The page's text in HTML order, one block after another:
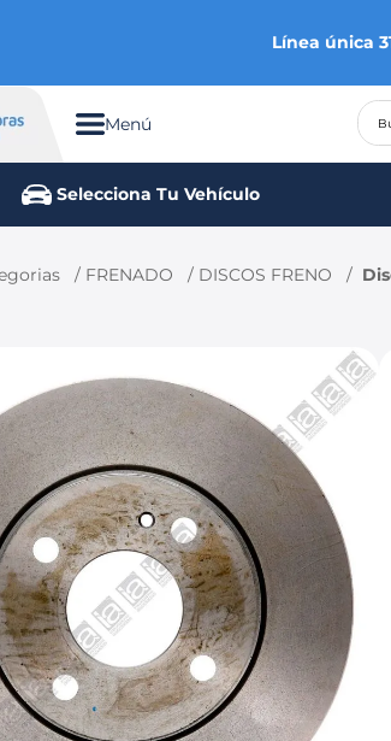
Línea única
Menú
Selecciona Tu Vehículo
FRENADO DISCOS FRENO
MÁS BUSCADOS
gt
3
sail
spark gt
2